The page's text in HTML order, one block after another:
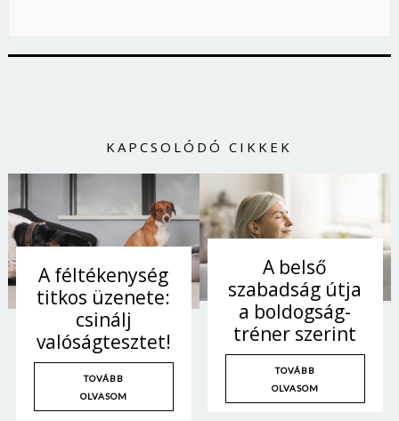
KAPCSOLÓDÓ CIKKEK
A féltékenység
titkos üzenete:
csinálj
valóságtesztet!
TOVÁBB
OLVASOM
A belső
szabadság útja
a boldogság-
tréner szerint
TOVÁBB
OLVASOM